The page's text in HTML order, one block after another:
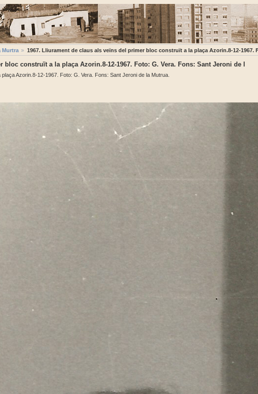
Murtra 1967. Lliurament de claus als veïns del primer bloc construït a la plaça Azorin.8-12-1967.
construït a la plaça Azorin.8-12-1967. Foto: G. Vera. Fons: Sant Jeroni de l
Azorin.8-12-1967. Foto: G. Vera. Fons: Sant Jeroni de la Mutrua.